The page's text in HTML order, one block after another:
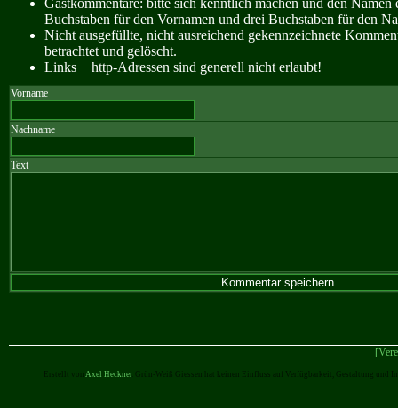
Buchstaben für den Vornamen und drei Buchstaben für den
Nicht ausgefüllte, nicht ausreichend gekennzeichnete
betrachtet und gelöscht.
Links + http-Adressen sind generell nicht erlaubt!
Vorname
Nachname
Text
Erstellt von Axel Heckner. Grün-Weiß Giessen hat keinen Einfluss auf Verfügbarkeit, Gestaltung und